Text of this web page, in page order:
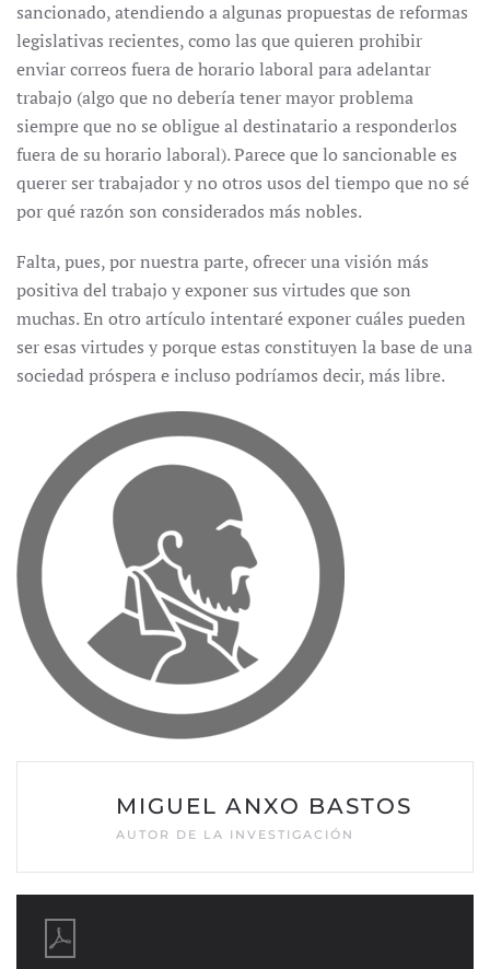
sancionado, atendiendo a algunas propuestas de reformas
legislativas recientes, como las que quieren prohibir
enviar correos fuera de horario laboral para adelantar
trabajo (algo que no debería tener mayor problema
siempre que no se obligue al destinatario a responderlos
fuera de su horario laboral). Parece que lo sancionable es
querer ser trabajador y no otros usos del tiempo que no sé
por qué razón son considerados más nobles.
Falta, pues, por nuestra parte, ofrecer una visión más
positiva del trabajo y exponer sus virtudes que son
muchas. En otro artículo intentaré exponer cuáles pueden
ser esas virtudes y porque estas constituyen la base de una
sociedad próspera e incluso podríamos decir, más libre.
MIGUEL ANXO BASTOS
AUTOR DE LA INVESTIGACIÓN